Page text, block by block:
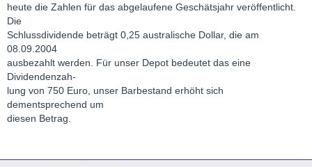
heute die Zahlen für das abgelaufene Geschätsjahr veröffentlicht.
Die
Schlussdividende beträgt 0,25 australische Dollar, die am
08.09.2004
ausbezahlt werden. Für unser Depot bedeutet das eine
Dividendenzah-
lung von 750 Euro, unser Barbestand erhöht sich
dementsprechend um
diesen Betrag.